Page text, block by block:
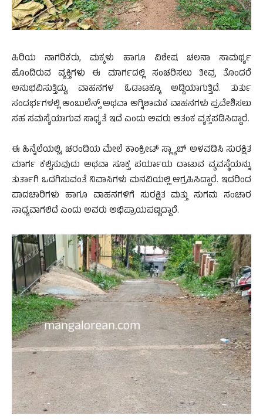
ಹಿರಿಯ ನಾಗರಿಕರು, ಮಕ್ಕಳು ಹಾಗೂ ವಿಶೇಷ ಚಲನಾ ಸಾಮರ್ಥ್ಯ
ಹೊಂದಿರುವ ವ್ಯಕ್ತಿಗಳು ಈ ಮಾರ್ಗದಲ್ಲಿ ಸಂಚರಿಸಲು ತೀವ್ರ ತೊಂದರೆ
ಅನುಭವಿಸುತ್ತಿದ್ದು, ವಾಹನಗಳ ಓಡಾಟಕ್ಕೂ ಅಡ್ಡಿಯಾಗುತ್ತಿದೆ. ತುರ್ತು
ಸಂದರ್ಭಗಳಲ್ಲಿ ಆಂಬುಲೆನ್ಸ್ ಅಥವಾ ಅಗ್ನಿಶಾಮಕ ವಾಹನಗಳು ಪ್ರವೇಶಿಸಲು
ಸಹ ಸಮಸ್ಯೆಯಾಗುವ ಸಾಧ್ಯತೆ ಇದೆ ಎಂದು ಅವರು ಆತಂಕ ವ್ಯಕ್ತಪಡಿಸಿದ್ದಾರೆ.
ಈ ಹಿನ್ನೆಲೆಯಲ್ಲಿ, ಚರಂಡಿಯ ಮೇಲೆ ಕಾಂಕ್ರೀಟ್ ಸ್ಲ್ಯಾಬ್ ಅಳವಡಿಸಿ ಸುರಕ್ಷಿತ
ಮಾರ್ಗ ಕಲ್ಪಿಸುವುದು ಅಥವಾ ಸೂಕ್ತ ಪರ್ಯಾಯ ದಾಟುವ ವ್ಯವಸ್ಥೆಯನ್ನು
ತುರ್ತಾಗಿ ಒದಗಿಸುವಂತೆ ನಿವಾಸಿಗಳು ಮನವಿಯಲ್ಲಿ ಆಗ್ರಹಿಸಿದ್ದಾರೆ. ಇದರಿಂದ
ಪಾದಚಾರಿಗಳು ಹಾಗೂ ವಾಹನಗಳಿಗೆ ಸುರಕ್ಷಿತ ಮತ್ತು ಸುಗಮ ಸಂಚಾರ
ಸಾಧ್ಯವಾಗಲಿದೆ ಎಂದು ಅವರು ಅಭಿಪ್ರಾಯಪಟ್ಟಿದ್ದಾರೆ.